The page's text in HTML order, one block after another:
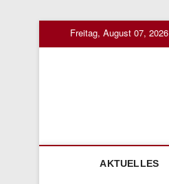
Freitag, August 07, 2026
AKTUELLES